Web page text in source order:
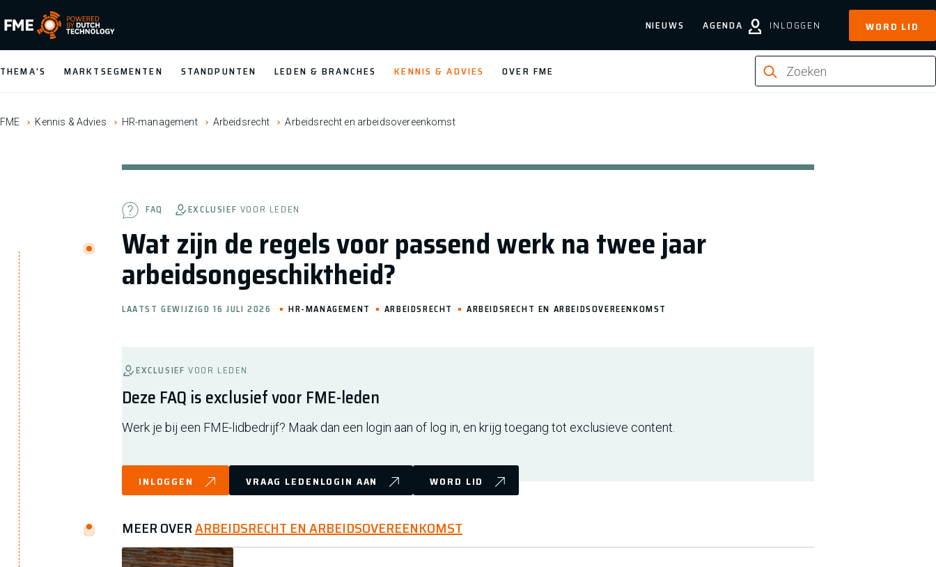
FME Logo, to the homepage
NIEUWS AGENDA INLOGGEN WORD LID
THEMA'S MARKTSEGMENTEN STANDPUNTEN LEDEN & BRANCHES KENNIS & ADVIES OVER FME
FME Kennis & Advies HR-management Arbeidsrecht Arbeidsrecht en arbeidsovereenkomst
Wat zijn de regels voor passend werk na twee jaar
arbeidsongeschiktheid?
FAQ EXCLUSIEF VOOR LEDEN
LAATST GEWIJZIGD 16 JULI 2026 HR-MANAGEMENT ARBEIDSRECHT ARBEIDSRECHT EN ARBEIDSOVEREENKOMST
EXCLUSIEF VOOR LEDEN
Deze FAQ is exclusief voor FME-leden
Werk je bij een FME-lidbedrijf? Maak dan een login aan of log in, en krijg toegang tot exclusieve content.
INLOGGEN VRAAG LEDENLOGIN AAN WORD LID
MEER OVERARBEIDSRECHT EN ARBEIDSOVEREENKOMST